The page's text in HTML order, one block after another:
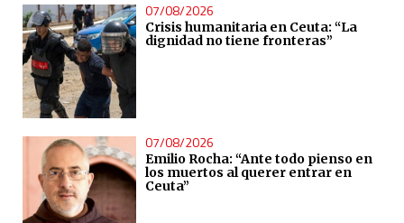
07/08/2026
Crisis humanitaria en Ceuta: “La
dignidad no tiene fronteras”
07/08/2026
Emilio Rocha: “Ante todo pienso en
los muertos al querer entrar en
Ceuta”